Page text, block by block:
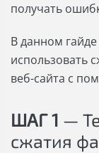
получать
В данном
использовать
веб-сайта с
ШАГ 1 —
сжатия